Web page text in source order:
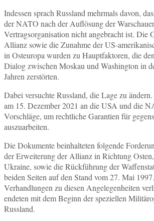
Indessen sprach Russland mehrmals davon,
der NATO nach der Auflösung der Warschauer
Vertragsorganisation nicht angebracht ist. Die
Allianz sowie die Zunahme der US-
in Osteuropa wurden zu Hauptfaktoren, die
Dialog zwischen Moskau und Washington in
Jahren zerstörten.
Dabei versuchte Russland, die Lage zu
am 15. Dezember 2021 an die USA und die
Vorschläge, um rechtliche Garantien für
auszuarbeiten.
Die Dokumente beinhalteten folgende
der Erweiterung der Allianz in Richtung
Ukraine, sowie die Rückführung der
beiden Seiten auf den Stand vom 27. Mai
Verhandlungen zu diesen Angelegenheiten
endeten mit dem Beginn der speziellen
Russland.